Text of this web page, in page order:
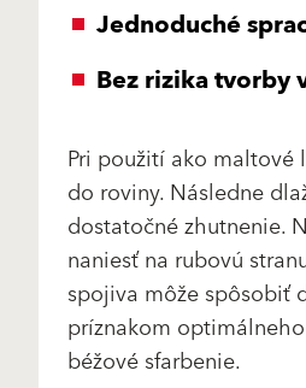
Jednoduché
Bez rizika tvorby
Pri použití ako
do roviny. Následne
dostatočné zhutnenie.
naniesť na rubovú
spojiva môže spôsobiť
príznakom
béžové sfarbenie.